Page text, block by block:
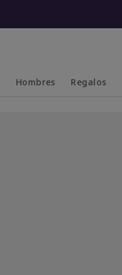
Hombres Regalos